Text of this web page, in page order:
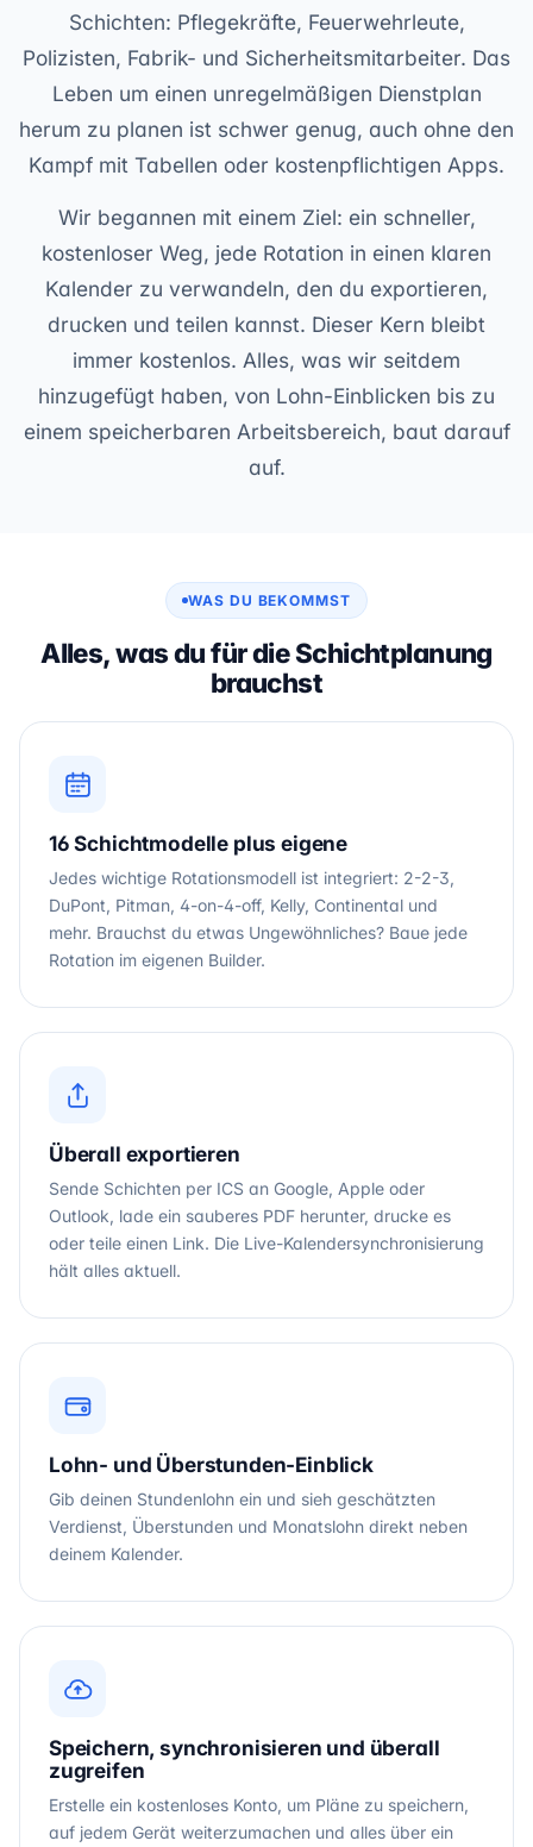
Schichten: Pflegekräfte, Feuerwehrleute,
Polizisten, Fabrik- und Sicherheitsmitarbeiter. Das
Leben um einen unregelmäßigen Dienstplan
herum zu planen ist schwer genug, auch ohne den
Kampf mit Tabellen oder kostenpflichtigen Apps.
Wir begannen mit einem Ziel: ein schneller,
kostenloser Weg, jede Rotation in einen klaren
Kalender zu verwandeln, den du exportieren,
drucken und teilen kannst. Dieser Kern bleibt
immer kostenlos. Alles, was wir seitdem
hinzugefügt haben, von Lohn-Einblicken bis zu
einem speicherbaren Arbeitsbereich, baut darauf
auf.
WAS DU BEKOMMST
Alles, was du für die Schichtplanung
brauchst
16 Schichtmodelle plus eigene
Jedes wichtige Rotationsmodell ist integriert: 2-2-3,
DuPont, Pitman, 4-on-4-off, Kelly, Continental und
mehr. Brauchst du etwas Ungewöhnliches? Baue jede
Rotation im eigenen Builder.
Überall exportieren
Sende Schichten per ICS an Google, Apple oder
Outlook, lade ein sauberes PDF herunter, drucke es
oder teile einen Link. Die Live-Kalendersynchronisierung
hält alles aktuell.
Lohn- und Überstunden-Einblick
Gib deinen Stundenlohn ein und sieh geschätzten
Verdienst, Überstunden und Monatslohn direkt neben
deinem Kalender.
Speichern, synchronisieren und überall
zugreifen
Erstelle ein kostenloses Konto, um Pläne zu speichern,
auf jedem Gerät weiterzumachen und alles über ein